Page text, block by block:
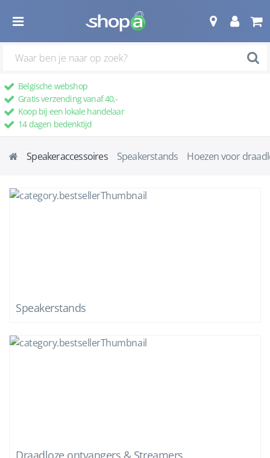
Belgische webshop
Gratis verzending vanaf 40,-
Koop bij een lokale handelaar
14 dagen bedenktijd
Speakeraccessoires Speakerstands Hoezen voor
Speakerstands
Draadloze ontvangers & Streamers